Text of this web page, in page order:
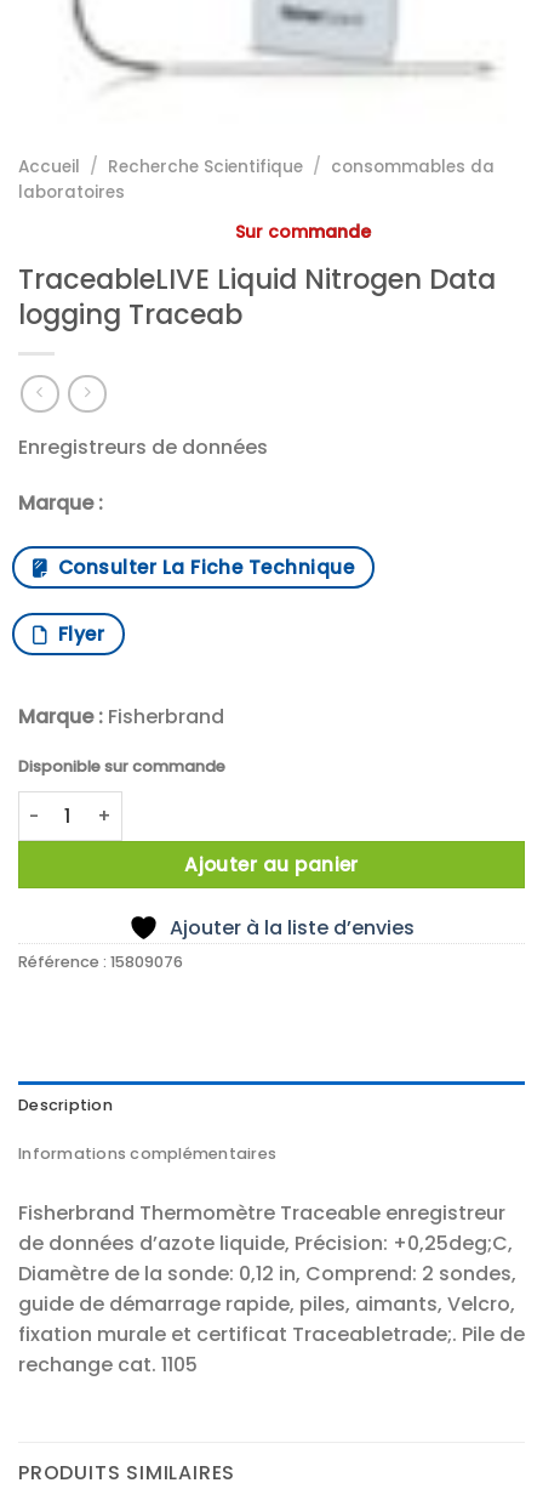
Accueil / Recherche Scientifique / consommables da
laboratoires
Sur commande
TraceableLIVE Liquid Nitrogen Data
logging Traceab
Enregistreurs de données
Marque :
Consulter La Fiche Technique
Flyer
Marque : Fisherbrand
Disponible sur commande
quantité de TraceableLIVE Liquid Nitrogen Data logging
Ajouter au panier
Ajouter à la liste d’envies
Référence : 15809076
Description
Informations complémentaires
Fisherbrand Thermomètre Traceable enregistreur
de données d’azote liquide, Précision: +0,25deg;C,
Diamètre de la sonde: 0,12 in, Comprend: 2 sondes,
guide de démarrage rapide, piles, aimants, Velcro,
fixation murale et certificat Traceabletrade;. Pile de
rechange cat. 1105
PRODUITS SIMILAIRES